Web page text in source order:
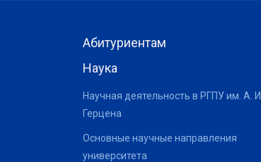
Абитуриентам
Наука
Научная деятельность в РГПУ им. А. И.
Герцена
Основные научные направления
университета